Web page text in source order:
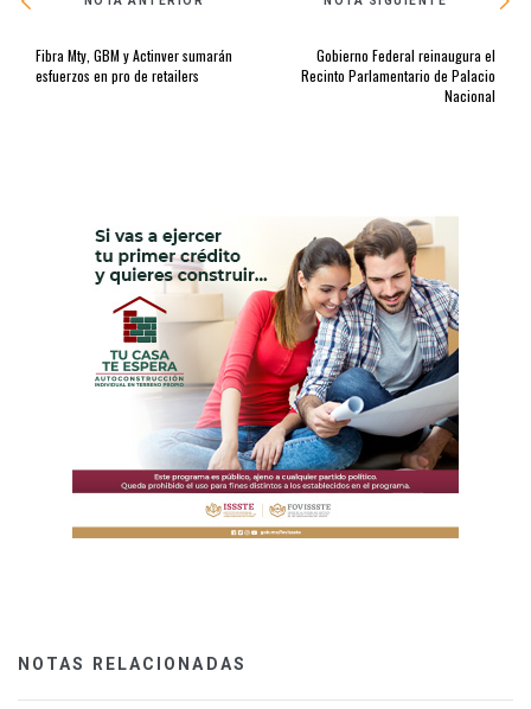
Fibra Mty, GBM y Actinver sumarán
esfuerzos en pro de retailers
Gobierno Federal reinaugura el
Recinto Parlamentario de Palacio
Nacional
NOTAS RELACIONADAS